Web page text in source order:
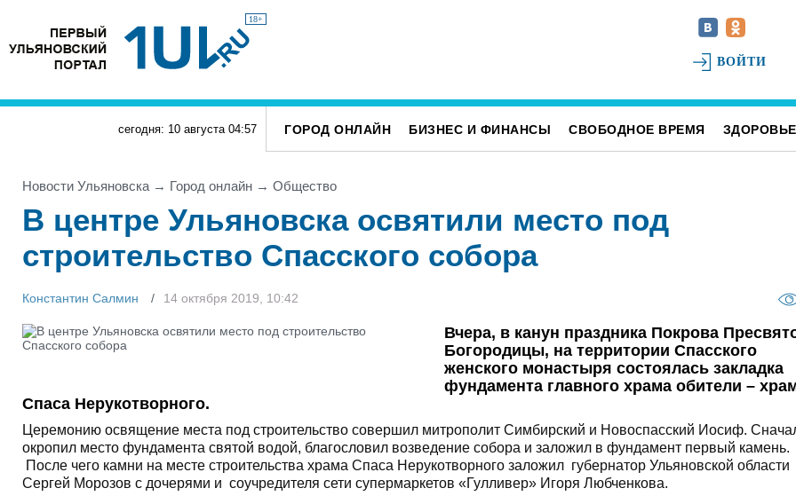
18+
ВОЙТИ
сегодня: 10 августа 04:57 ГОРОД ОНЛАЙН БИЗНЕС И ФИНАНСЫ СВОБОДНОЕ ВРЕМЯ ЗДОРОВЬЕ
Новости Ульяновска → Город онлайн → Общество
В центре Ульяновска освятили место под
строительство Спасского собора
Константин Салмин 14 октября 2019, 10:42
Вчера, в канун праздника Покрова
Богородицы, на территории Спасского
женского монастыря состоялась закладка
фундамента главного храма обители –
Спаса Нерукотворного.
Церемонию освящение места под строительство совершил митрополит Симбирский и Новоспасский Иосиф.
окропил место фундамента святой водой, благословил возведение собора и заложил в фундамент первый камень.
После чего камни на месте строительства храма Спаса Нерукотворного заложил губернатор Ульяновской области
Сергей Морозов с дочерями и соучредителя сети супермаркетов «Гулливер» Игоря Любченкова.